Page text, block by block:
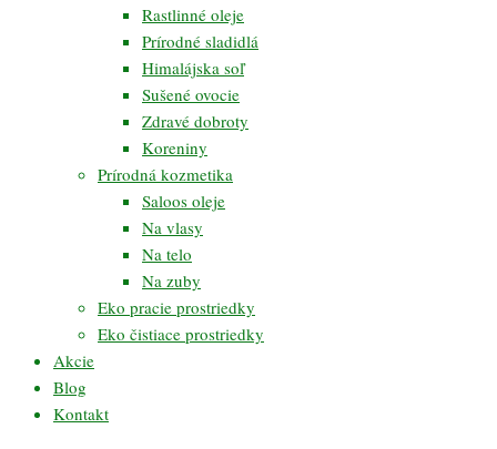
Rastlinné oleje
Prírodné sladidlá
Himalájska soľ
Sušené ovocie
Zdravé dobroty
Koreniny
Prírodná kozmetika
Saloos oleje
Na vlasy
Na telo
Na zuby
Eko pracie prostriedky
Eko čistiace prostriedky
Akcie
Blog
Kontakt